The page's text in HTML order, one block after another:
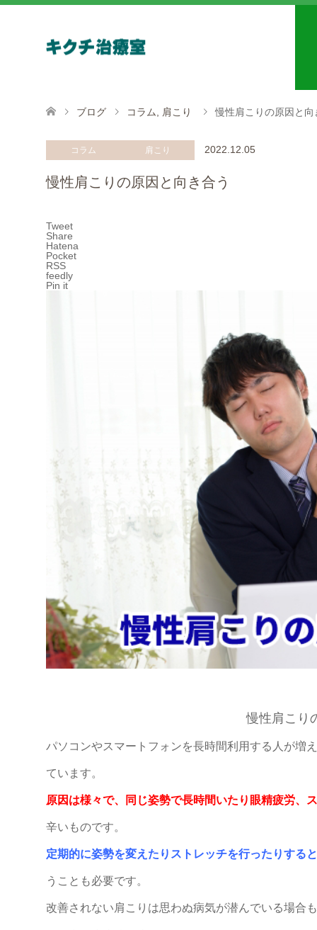
ブログ コラム 肩こり 慢性肩こりの原因と向
コラム 肩こり 2022.12.05
慢性肩こりの原因と向き合う
Tweet
Share
Hatena
Pocket
RSS
feedly
Pin it
慢性肩こり
パソコンやスマートフォンを長時間利用する人が増
ています。
原因は様々で、同じ姿勢で長時間いたり眼精疲労、
辛いものです。
定期的に姿勢を変えたりストレッチを行ったりする
うことも必要です。
改善されない肩こりは思わぬ病気が潜んでいる場合